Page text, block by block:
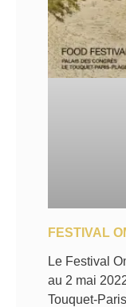
FESTIVAL
Le Festival
au 2 mai
Touquet-